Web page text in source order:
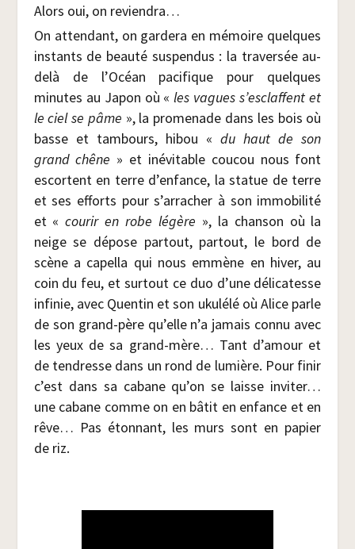
Alors oui, on reviendra…
On atten­dant, on gar­de­ra en mémoire quelques
ins­tants de beau­té sus­pen­dus : la tra­ver­sée au-
delà de l’Océan paci­fique pour quelques
minutes au Japon où «les vagues s’esclaffent et
le ciel se pâme », la pro­me­nade dans les bois où
basse et tam­bours, hibou «du haut de son
grand chêne » et inévi­table cou­cou nous font
escortent en terre d’enfance, la sta­tue de terre
et ses efforts pour s’arracher à son immo­bi­li­té
et «cou­rir en robe légère », la chan­son où la
neige se dépose par­tout, par­tout, le bord de
scène a capel­la qui nous emmène en hiver, au
coin du feu, et sur­tout ce duo d’une déli­ca­tesse
infi­nie, avec Quen­tin et son uku­lé­lé où Alice parle
de son grand-père qu’elle n’a jamais connu avec
les yeux de sa grand-mère… Tant d’amour et
de ten­dresse dans un rond de lumière. Pour finir
c’est dans sa cabane qu’on se laisse invi­ter…
une cabane comme on en bâtit en enfance et en
rêve… Pas éton­nant, les murs sont en papier
de riz.